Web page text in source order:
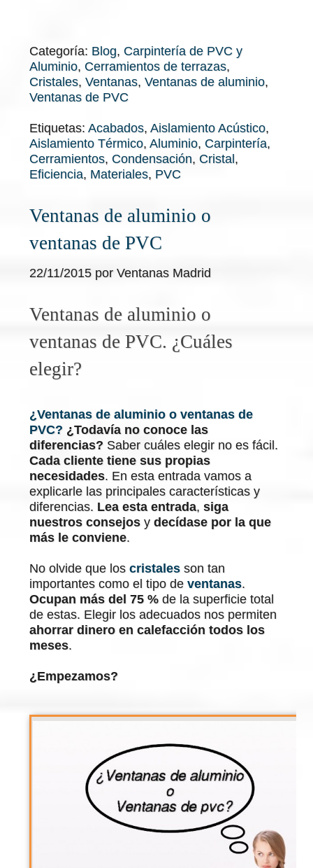
Categoría: Blog, Carpintería de PVC y
Aluminio, Cerramientos de terrazas,
Cristales,Ventanas,Ventanas de aluminio,
Ventanas de PVC
Etiquetas:Acabados,Aislamiento Acústico,
Aislamiento Térmico,Aluminio, Carpintería,
Cerramientos, Condensación, Cristal,
Eficiencia, Materiales, PVC
Ventanas de aluminio o
ventanas de PVC
22/11/2015 porVentanas Madrid
Ventanas de aluminio o
ventanas de PVC. ¿Cuáles
elegir?
¿Ventanas de aluminio o ventanas de
PVC? ¿Todavía no conoce las
diferencias? Saber cuáles elegir no es fácil.
Cada cliente tiene sus propias
necesidades. En esta entrada vamos a
explicarle las principales características y
diferencias. Lea esta entrada,siga
nuestros consejos ydecídase por la que
más le conviene.
No olvide que loscristales son tan
importantes como el tipo deventanas.
Ocupan más del 75 % de la superficie total
de estas. Elegir los adecuados nos permiten
ahorrar dinero en calefacción todos los
meses.
¿Empezamos?